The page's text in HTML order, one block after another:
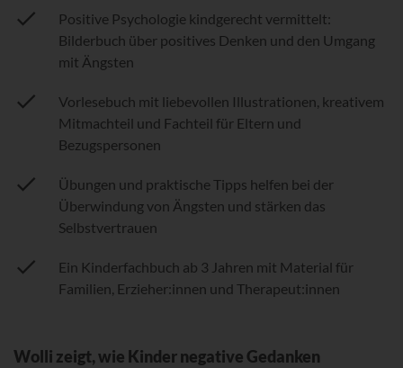
Positive Psychologie kindgerecht vermittelt:
Bilderbuch über positives Denken und den Umgang
mit Ängsten
Vorlesebuch mit liebevollen Illustrationen, kreativem
Mitmachteil und Fachteil für Eltern und
Bezugspersonen
Übungen und praktische Tipps helfen bei der
Überwindung von Ängsten und stärken das
Selbstvertrauen
Ein Kinderfachbuch ab 3 Jahren mit Material für
Familien, Erzieher:innen und Therapeut:innen
Wolli zeigt, wie Kinder negative Gedanken